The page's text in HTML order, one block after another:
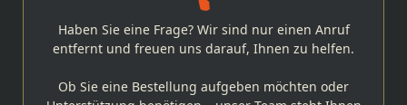
Haben Sie eine Frage? Wir sind nur einen Anruf
entfernt und freuen uns darauf, Ihnen zu helfen.
Ob Sie eine Bestellung aufgeben möchten oder